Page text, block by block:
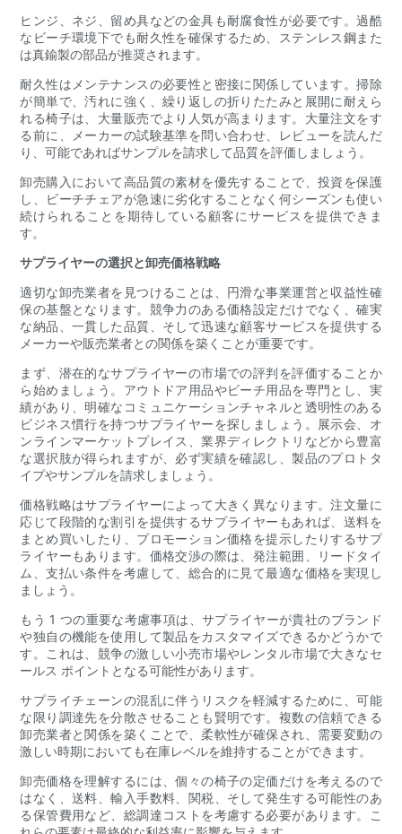
ヒンジ、ネジ、留め具などの金具も耐腐食性が必要です。過酷
なビーチ環境下でも耐久性を確保するため、ステンレス鋼また
は真鍮製の部品が推奨されます。
耐久性はメンテナンスの必要性と密接に関係しています。掃除
が簡単で、汚れに強く、繰り返しの折りたたみと展開に耐えら
れる椅子は、大量販売でより人気が高まります。大量注文をす
る前に、メーカーの試験基準を問い合わせ、レビューを読んだ
り、可能であればサンプルを請求して品質を評価しましょう。
卸売購入において高品質の素材を優先することで、投資を保護
し、ビーチチェアが急速に劣化することなく何シーズンも使い
続けられることを期待している顧客にサービスを提供できま
す。
サプライヤーの選択と卸売価格戦略
適切な卸売業者を見つけることは、円滑な事業運営と収益性確
保の基盤となります。競争力のある価格設定だけでなく、確実
な納品、一貫した品質、そして迅速な顧客サービスを提供する
メーカーや販売業者との関係を築くことが重要です。
まず、潜在的なサプライヤーの市場での評判を評価することか
ら始めましょう。アウトドア用品やビーチ用品を専門とし、実
績があり、明確なコミュニケーションチャネルと透明性のある
ビジネス慣行を持つサプライヤーを探しましょう。展示会、オ
ンラインマーケットプレイス、業界ディレクトリなどから豊富
な選択肢が得られますが、必ず実績を確認し、製品のプロトタ
イプやサンプルを請求しましょう。
価格戦略はサプライヤーによって大きく異なります。注文量に
応じて段階的な割引を提供するサプライヤーもあれば、送料を
まとめ買いしたり、プロモーション価格を提示したりするサプ
ライヤーもあります。価格交渉の際は、発注範囲、リードタイ
ム、支払い条件を考慮して、総合的に見て最適な価格を実現し
ましょう。
もう 1 つの重要な考慮事項は、サプライヤーが貴社のブランド
や独自の機能を使用して製品をカスタマイズできるかどうかで
す。これは、競争の激しい小売市場やレンタル市場で大きなセ
ールス ポイントとなる可能性があります。
サプライチェーンの混乱に伴うリスクを軽減するために、可能
な限り調達先を分散させることも賢明です。複数の信頼できる
卸売業者と関係を築くことで、柔軟性が確保され、需要変動の
激しい時期においても在庫レベルを維持することができます。
卸売価格を理解するには、個々の椅子の定価だけを考えるので
はなく、送料、輸入手数料、関税、そして発生する可能性のあ
る保管費用など、総調達コストを考慮する必要があります。こ